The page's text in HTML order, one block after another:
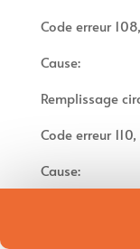
Code erreur
Cause:
Remplissage
Code erreur
Cause:
Défaut sonde